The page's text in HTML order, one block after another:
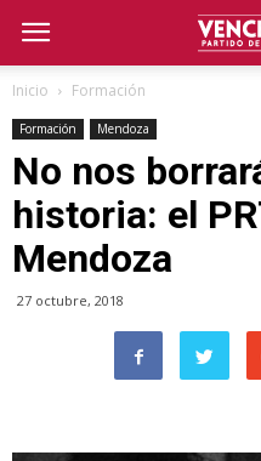
Inicio Formación
Formación Mendoza
No nos
historia: el
Mendoza
27 octubre, 2018